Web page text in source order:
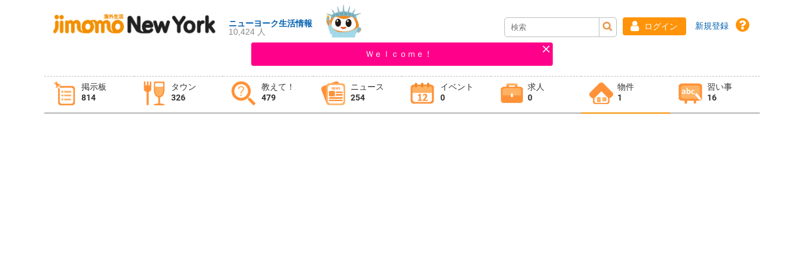
ニューヨーク生活情報
10,424 人
ログイン 新規登録
Ｗｅｌｃｏｍｅ！
掲示板
814
タウン
326
教えて！
479
ニュース
254
イベント
0
求人
0
物件
1
習い事
16
タウン情報